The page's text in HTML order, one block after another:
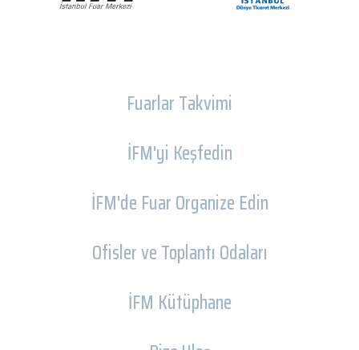
Fuarlar Takvimi
İFM'yi Keşfedin
İFM'de Fuar Organize Edin
Ofisler ve Toplantı Odaları
İFM Kütüphane